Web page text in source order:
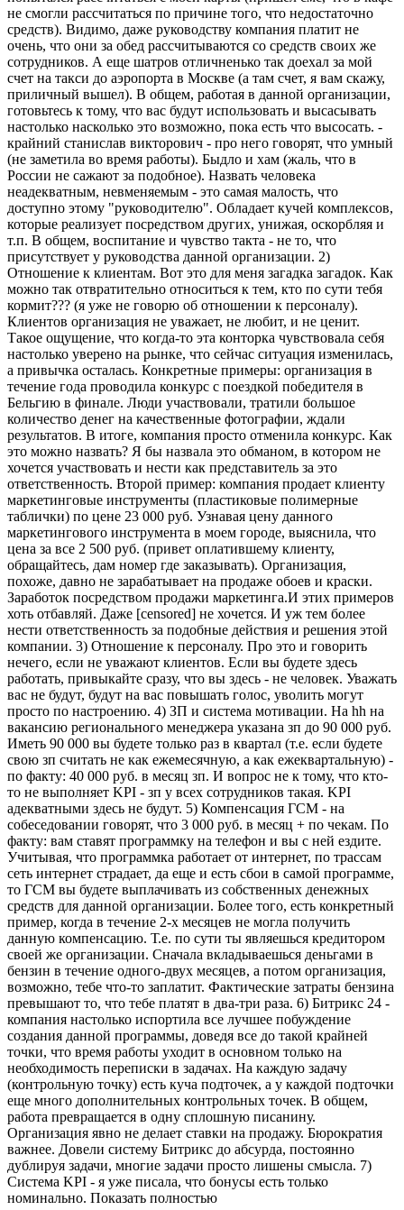
не смогли рассчитаться по причине того, что недостаточно
средств). Видимо, даже руководству компания платит не
очень, что они за обед рассчитываются со средств своих же
сотрудников. А еще шатров отличненько так доехал за мой
счет на такси до аэропорта в Москве (а там счет, я вам скажу,
приличный вышел). В общем, работая в данной организации,
готовьтесь к тому, что вас будут использовать и высасывать
настолько насколько это возможно, пока есть что высосать. -
крайний станислав викторович - про него говорят, что умный
(не заметила во время работы). Быдло и хам (жаль, что в
России не сажают за подобное). Назвать человека
неадекватным, невменяемым - это самая малость, что
доступно этому "руководителю". Обладает кучей комплексов,
которые реализует посредством других, унижая, оскорбляя и
т.п. В общем, воспитание и чувство такта - не то, что
присутствует у руководства данной организации. 2)
Отношение к клиентам. Вот это для меня загадка загадок. Как
можно так отвратительно относиться к тем, кто по сути тебя
кормит??? (я уже не говорю об отношении к персоналу).
Клиентов организация не уважает, не любит, и не ценит.
Такое ощущение, что когда-то эта конторка чувствовала себя
настолько уверено на рынке, что сейчас ситуация изменилась,
а привычка осталась. Конкретные примеры: организация в
течение года проводила конкурс с поездкой победителя в
Бельгию в финале. Люди участвовали, тратили большое
количество денег на качественные фотографии, ждали
результатов. В итоге, компания просто отменила конкурс. Как
это можно назвать? Я бы назвала это обманом, в котором не
хочется участвовать и нести как представитель за это
ответственность. Второй пример: компания продает клиенту
маркетинговые инструменты (пластиковые полимерные
таблички) по цене 23 000 руб. Узнавая цену данного
маркетингового инструмента в моем городе, выяснила, что
цена за все 2 500 руб. (привет оплатившему клиенту,
обращайтесь, дам номер где заказывать). Организация,
похоже, давно не зарабатывает на продаже обоев и краски.
Заработок посредством продажи маркетинга.И этих примеров
хоть отбавляй. Даже [censored] не хочется. И уж тем более
нести ответственность за подобные действия и решения этой
компании. 3) Отношение к персоналу. Про это и говорить
нечего, если не уважают клиентов. Если вы будете здесь
работать, привыкайте сразу, что вы здесь - не человек. Уважать
вас не будут, будут на вас повышать голос, уволить могут
просто по настроению. 4) ЗП и система мотивации. На hh на
вакансию регионального менеджера указана зп до 90 000 руб.
Иметь 90 000 вы будете только раз в квартал (т.е. если будете
свою зп считать не как ежемесячную, а как ежеквартальную) -
по факту: 40 000 руб. в месяц зп. И вопрос не к тому, что кто-
то не выполняет KPI - зп у всех сотрудников такая. KPI
адекватными здесь не будут. 5) Компенсация ГСМ - на
собеседовании говорят, что 3 000 руб. в месяц + по чекам. По
факту: вам ставят программку на телефон и вы с ней ездите.
Учитывая, что программка работает от интернет, по трассам
сеть интернет страдает, да еще и есть сбои в самой программе,
то ГСМ вы будете выплачивать из собственных денежных
средств для данной организации. Более того, есть конкретный
пример, когда в течение 2-х месяцев не могла получить
данную компенсацию. Т.е. по сути ты являешься кредитором
своей же организации. Сначала вкладываешься деньгами в
бензин в течение одного-двух месяцев, а потом организация,
возможно, тебе что-то заплатит. Фактические затраты бензина
превышают то, что тебе платят в два-три раза. 6) Битрикс 24 -
компания настолько испортила все лучшее побуждение
создания данной программы, доведя все до такой крайней
точки, что время работы уходит в основном только на
необходимость переписки в задачах. На каждую задачу
(контрольную точку) есть куча подточек, а у каждой подточки
еще много дополнительных контрольных точек. В общем,
работа превращается в одну сплошную писанину.
Организация явно не делает ставки на продажу. Бюрократия
важнее. Довели систему Битрикс до абсурда, постоянно
дублируя задачи, многие задачи просто лишены смысла. 7)
Система KPI - я уже писала, что бонусы есть только
номинально. Показать полностью